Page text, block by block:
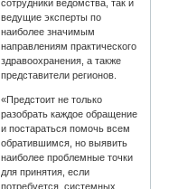
сотрудники ведомства, так и
ведущие эксперты по
наиболее значимым
направлениям практического
здравоохранения, а также
представители регионов.
«Предстоит не только
разобрать каждое обращение
и постараться помочь всем
обратившимся, но выявить
наиболее проблемные точки
для принятия, если
потребуется, системных